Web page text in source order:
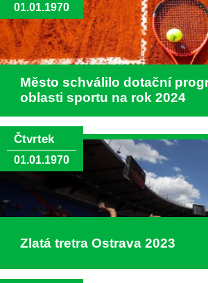
01.01.1970
Město schválilo dotační
oblasti sportu na rok 2024
Čtvrtek
01.01.1970
Zlatá tretra Ostrava 2023